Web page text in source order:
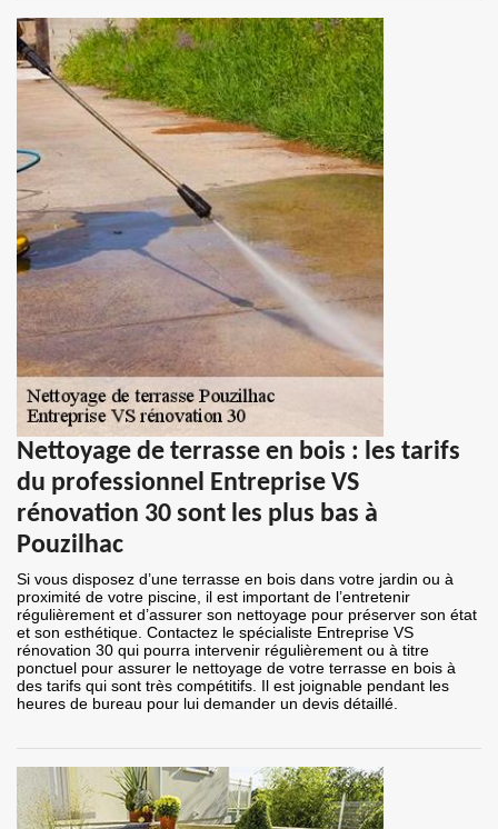
Nettoyage de terrasse en bois : les tarifs
du professionnel Entreprise VS
rénovation 30 sont les plus bas à
Pouzilhac
Si vous disposez d’une terrasse en bois dans votre jardin ou à
proximité de votre piscine, il est important de l’entretenir
régulièrement et d’assurer son nettoyage pour préserver son état
et son esthétique. Contactez le spécialiste Entreprise VS
rénovation 30 qui pourra intervenir régulièrement ou à titre
ponctuel pour assurer le nettoyage de votre terrasse en bois à
des tarifs qui sont très compétitifs. Il est joignable pendant les
heures de bureau pour lui demander un devis détaillé.